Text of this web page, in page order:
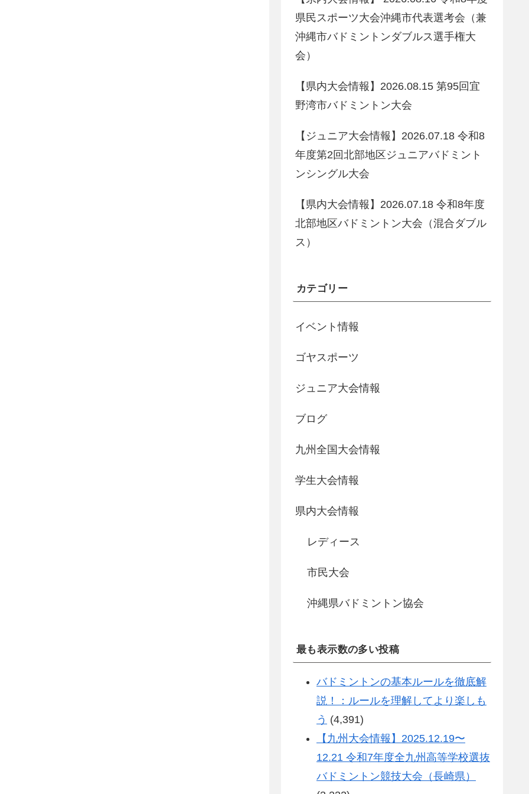
県民スポーツ大会沖縄市代表選考会（兼
沖縄市バドミントンダブルス選手権大
会）
【県内大会情報】2026.08.15 第95回宜
野湾市バドミントン大会
【ジュニア大会情報】2026.07.18 令和8
年度第2回北部地区ジュニアバドミント
ンシングル大会
【県内大会情報】2026.07.18 令和8年度
北部地区バドミントン大会（混合ダブル
ス）
カテゴリー
イベント情報
ゴヤスポーツ
ジュニア大会情報
ブログ
九州全国大会情報
学生大会情報
県内大会情報
レディース
市民大会
沖縄県バドミントン協会
最も表示数の多い投稿
バドミントンの基本ルールを徹底解
説！：ルールを理解してより楽しも
う (4,391)
【九州大会情報】2025.12.19〜
12.21 令和7年度全九州高等学校選抜
バドミントン競技大会（長崎県）